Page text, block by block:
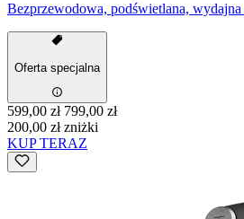
Bezprzewodowa, podświetlana,
Oferta specjalna
599,00 zł 799,00 zł
200,00 zł zniżki
KUP TERAZ